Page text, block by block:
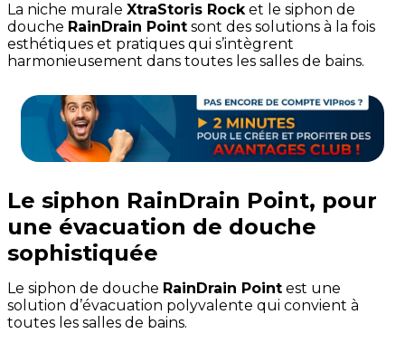
La niche murale XtraStoris Rocket le siphon de
douche RainDrain Point sont des solutions à la fois
esthétiques et pratiques qui s’intègrent
harmonieusement dans toutes les salles de bains.
Le siphon RainDrain Point, pour
une évacuation de douche
sophistiquée
Le siphon de douche RainDrain Point est une
solution d’évacuation polyvalente qui convient à
toutes les salles de bains.